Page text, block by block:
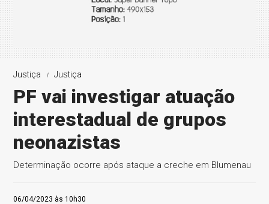
Justiça Justiça
PF vai investigar atuação
interestadual de grupos
neonazistas
Determinação ocorre após ataque a creche em Blumenau
06/04/2023 às 10h30